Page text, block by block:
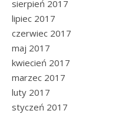
sierpień 2017
lipiec 2017
czerwiec 2017
maj 2017
kwiecień 2017
marzec 2017
luty 2017
styczeń 2017